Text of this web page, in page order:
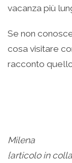
vacanza più
Se non
cosa visitare
racconto
Milena
{articolo in